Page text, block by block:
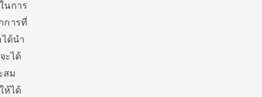
นการ
การที่
ด้นำ
ะได้
สม
ห้ได้